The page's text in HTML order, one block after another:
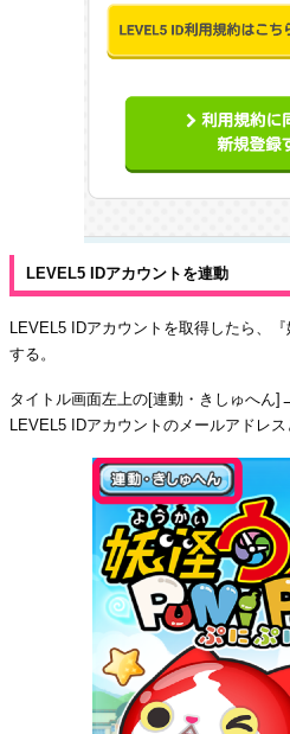
LEVEL5 IDアカウントを連動
LEVEL5 IDアカウントを取得したら、
する。
タイトル画面左上の[連動・きしゅへん
LEVEL5 IDアカウントのメールアドレ